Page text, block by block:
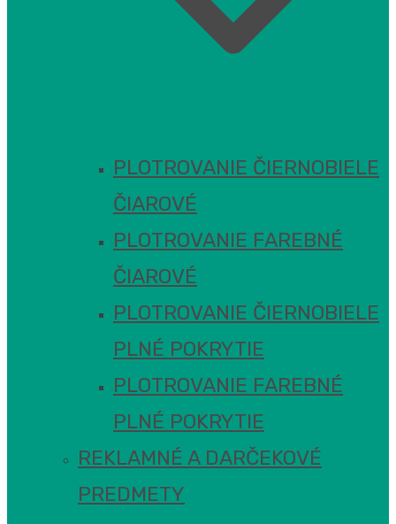
PLOTROVANIE ČIERNOBIELE
ČIAROVÉ
PLOTROVANIE FAREBNÉ
ČIAROVÉ
PLOTROVANIE ČIERNOBIELE
PLNÉ POKRYTIE
PLOTROVANIE FAREBNÉ
PLNÉ POKRYTIE
REKLAMNÉ A DARČEKOVÉ
PREDMETY